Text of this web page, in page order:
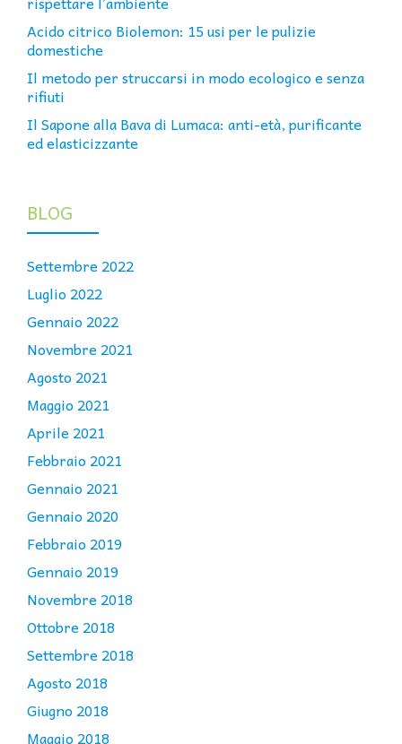
Acido citrico Biolemon: 15 usi per le pulizie
domestiche
Il metodo per struccarsi in modo ecologico e senza
rifiuti
Il Sapone alla Bava di Lumaca: anti-età, purificante
ed elasticizzante
BLOG
Settembre 2022
Luglio 2022
Gennaio 2022
Novembre 2021
Agosto 2021
Maggio 2021
Aprile 2021
Febbraio 2021
Gennaio 2021
Gennaio 2020
Febbraio 2019
Gennaio 2019
Novembre 2018
Ottobre 2018
Settembre 2018
Agosto 2018
Giugno 2018
Maggio 2018